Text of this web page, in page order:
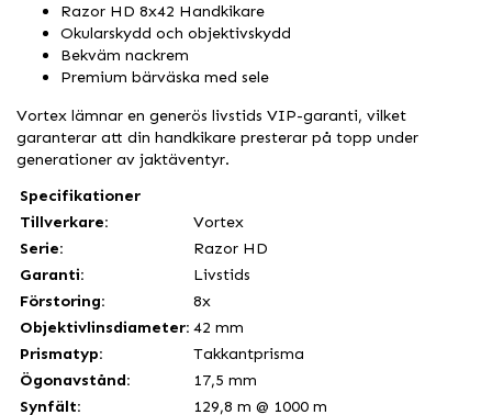
Razor HD 8x42 Handkikare
Okularskydd och objektivskydd
Bekväm nackrem
Premium bärväska med sele
Vortex lämnar en generös livstids VIP-garanti, vilket
garanterar att din handkikare presterar på topp under
generationer av jaktäventyr.
Specifikationer
Tillverkare:
Vortex
Serie:
Razor HD
Garanti:
Livstids
Förstoring:
8x
Objektivlinsdiameter: 42 mm
Prismatyp:
Takkantprisma
Ögonavstånd:
17,5 mm
Synfält:
129,8 m @ 1000 m